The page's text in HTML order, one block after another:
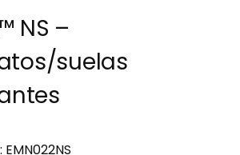
NS –
suelas